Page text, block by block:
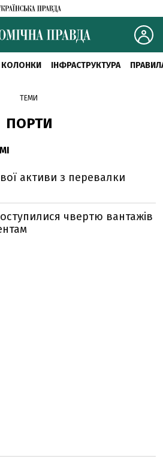
КОЛОНКИ ІНФРАСТРУКТУРА
ТЕМИ
ПОРТИ
активи з перевалки
чвертю вантажів